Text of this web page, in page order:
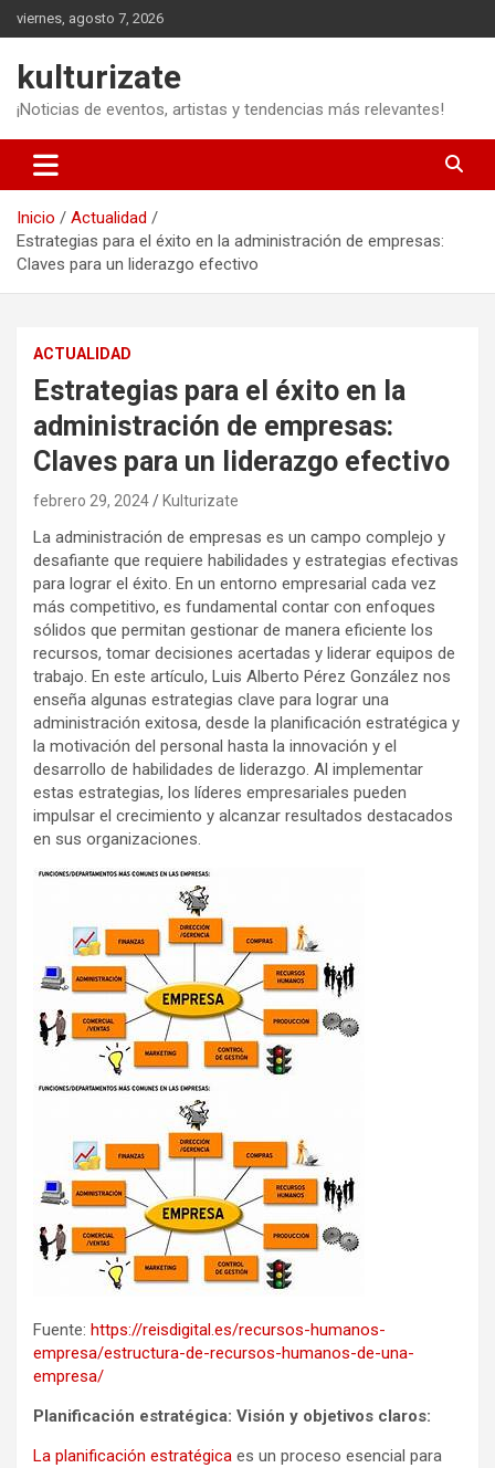
Saltar
al
viernes, agosto 7, 2026
kulturizate
¡Noticias de eventos, artistas y tendencias más relevantes!
Inicio
Actualidad
Estrategias para el éxito en la administración de empresas:
Claves para un liderazgo efectivo
ACTUALIDAD
Estrategias para el éxito en la
administración de empresas:
Claves para un liderazgo efectivo
febrero 29, 2024 Kulturizate
La administración de empresas es un campo complejo y
desafiante que requiere habilidades y estrategias efectivas
para lograr el éxito. En un entorno empresarial cada vez
más competitivo, es fundamental contar con enfoques
sólidos que permitan gestionar de manera eficiente los
recursos, tomar decisiones acertadas y liderar equipos de
trabajo. En este artículo, Luis Alberto Pérez González nos
enseña algunas estrategias clave para lograr una
administración exitosa, desde la planificación estratégica y
la motivación del personal hasta la innovación y el
desarrollo de habilidades de liderazgo. Al implementar
estas estrategias, los líderes empresariales pueden
impulsar el crecimiento y alcanzar resultados destacados
en sus organizaciones.
Fuente: https://reisdigital.es/recursos-humanos-
empresa/estructura-de-recursos-humanos-de-una-
empresa/
Planificación estratégica: Visión y objetivos claros:
La planificación estratégica es un proceso esencial para